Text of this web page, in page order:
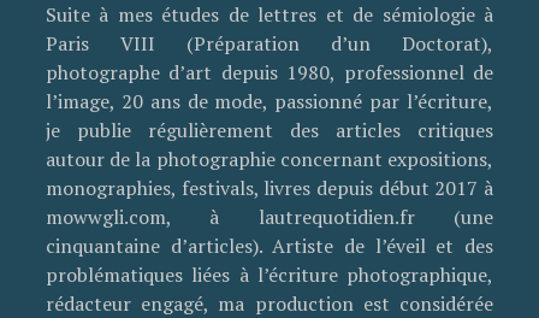
Suite à mes études de lettres et de sémiologie à
Paris VIII (Préparation d’un Doctorat),
photographe d’art depuis 1980, professionnel de
l’image, 20 ans de mode, passionné par l’écriture,
je publie régulièrement des articles critiques
autour de la photographie concernant expositions,
monographies, festivals, livres depuis début 2017 à
mowwgli.com, à lautrequotidien.fr (une
cinquantaine d’articles). Artiste de l’éveil et des
problématiques liées à l’écriture photographique,
rédacteur engagé, ma production est considérée